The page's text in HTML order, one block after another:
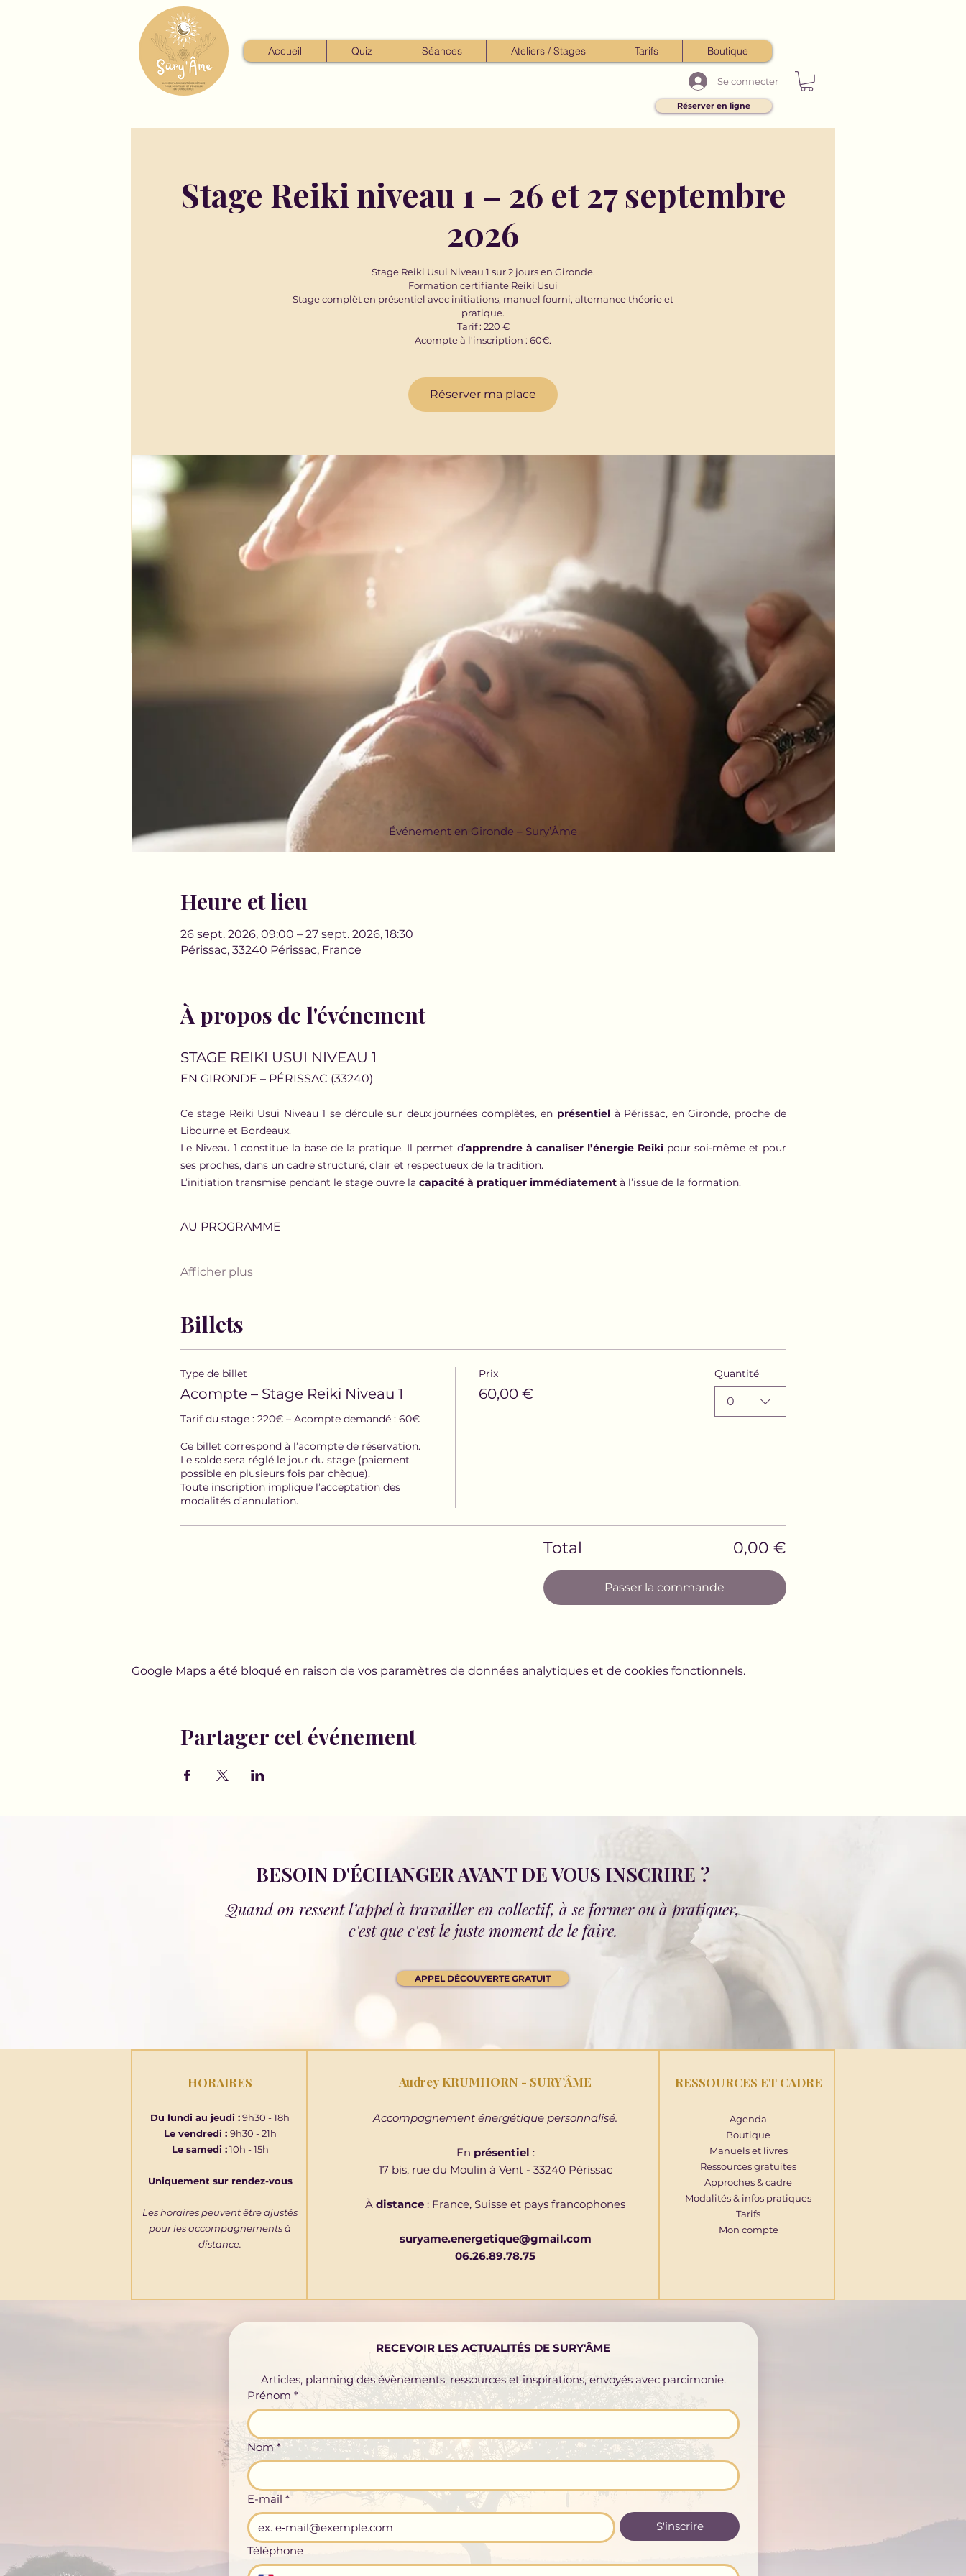
Accueil Quiz Séances Ateliers / Stages Tarifs Boutique
Se connecter
Réserver en ligne
Stage Reiki niveau 1 – 26 et 27 septembre
2026
Stage Reiki Usui Niveau 1 sur 2 jours en Gironde.
Formation certifiante Reiki Usui
Stage complèt en présentiel avec initiations, manuel fourni, alternance théorie et
pratique.
Tarif : 220 €
Acompte à l'inscription : 60€.
Réserver ma place
Heure et lieu
26 sept. 2026, 09:00 – 27 sept. 2026, 18:30
Périssac, 33240 Périssac, France
À propos de l'événement
STAGE REIKI USUI NIVEAU 1
EN GIRONDE – PÉRISSAC (33240)
Ce stage Reiki Usui Niveau 1 se déroule sur deux journées complètes, en présentiel à Périssac, en Gironde, proche de
Libourne et Bordeaux.
Le Niveau 1 constitue la base de la pratique. Il permet d’apprendre à canaliser l’énergie Reiki pour soi-même et pour
ses proches, dans un cadre structuré, clair et respectueux de la tradition.
L’initiation transmise pendant le stage ouvre la capacité à pratiquer immédiatement à l’issue de la formation.
AU PROGRAMME
Afficher plus
Billets
Type de billet
Acompte – Stage Reiki Niveau 1
Tarif du stage : 220€ – Acompte demandé : 60€
Ce billet correspond à l’acompte de réservation.
Le solde sera réglé le jour du stage (paiement
possible en plusieurs fois par chèque).
Toute inscription implique l’acceptation des
modalités d’annulation.
Prix
60,00 €
Quantité
0
Total 0,00 €
Passer la commande
Google Maps a été bloqué en raison de vos paramètres de données analytiques et de cookies fonctionnels.
Partager cet événement
Événement en Gironde – Sury’Âme
BESOIN D'ÉCHANGER AVANT DE VOUS INSCRIRE ?
Quand on ressent l’appel à travailler en collectif, à se former ou à pratiquer,
c'est que c'est le juste moment de le faire.
APPEL DÉCOUVERTE GRATUIT
HORAIRES
Du lundi au jeudi :9h30 - 18h
Le vendredi : 9h30 - 21h
Le samedi :10h - 15h
Uniquement sur rendez-vous
Les horaires peuvent être ajustés
pour les accompagnements à
distance.
Audrey KRUMHORN - SURY’ÂME
Accompagnement énergétique personnalisé.
En présentiel :
17 bis, rue du Moulin à Vent - 33240 Périssac
À distance : France, Suisse et pays francophones
suryame.energetique@gmail.com
06.26.89.78.75
RESSOURCES ET CADRE
Agenda
Boutique
Manuels et livres
Ressources gratuites
Approches & cadre
Modalités & infos pratiques
Tarifs
Mon compte
RECEVOIR LES ACTUALITÉS DE SURY'ÂME
Articles, planning des évènements, ressources et inspirations, envoyés avec parcimonie.
Prénom *
Nom *
E-mail *
S'inscrire
Téléphone